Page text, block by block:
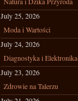
July 25, 2026
Moda i Wartości
July 24, 2026
Diagnostyka i Elektronika
July 23, 2026
Zdrowie na Talerzu